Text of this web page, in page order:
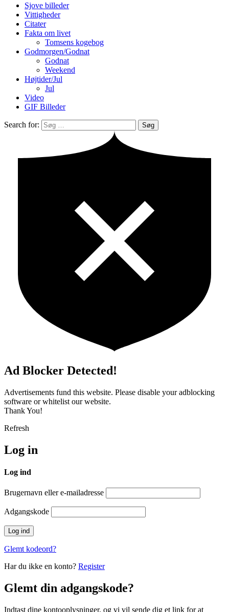
Sjove billeder
Vittigheder
Citater
Fakta om livet
Tomsens kogebog
Godmorgen/Godnat
Godnat
Weekend
Højtider/Jul
Jul
Video
GIF Billeder
Search for: Søg
Ad Blocker Detected!
Advertisements fund this website. Please disable your adblocking
software or whitelist our website.
Thank You!
Refresh
Log in
Log ind
Brugernavn eller e-mailadresse
Adgangskode
Glemt kodeord?
Har du ikke en konto? Register
Glemt din adgangskode?
Indtast dine kontooplysninger, og vi vil sende dig et link for at